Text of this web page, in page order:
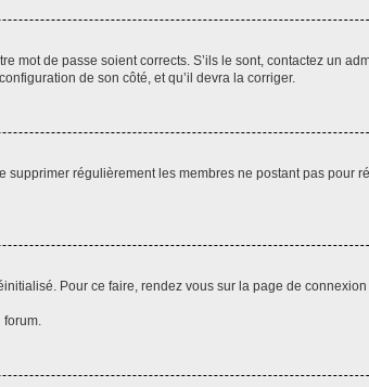
mot de passe soient corrects. S’ils le sont, contactez un
de son côté, et qu’il devra la corriger.
supprimer régulièrement les membres ne postant pas pour
Pour ce faire, rendez vous sur la page de
forum.